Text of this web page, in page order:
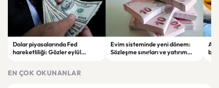
Dolar piyasalarında Fed
hareketliliği: Gözler eylül
Evim sisteminde yeni dönem:
Sözleşme sınırları ve yatırım
EN ÇOK OKUNANLAR